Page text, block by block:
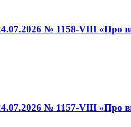
№ 1158-VIII «Про
№ 1157-VIII «Про